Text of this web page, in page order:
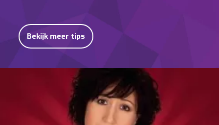
Bekijk meer tips